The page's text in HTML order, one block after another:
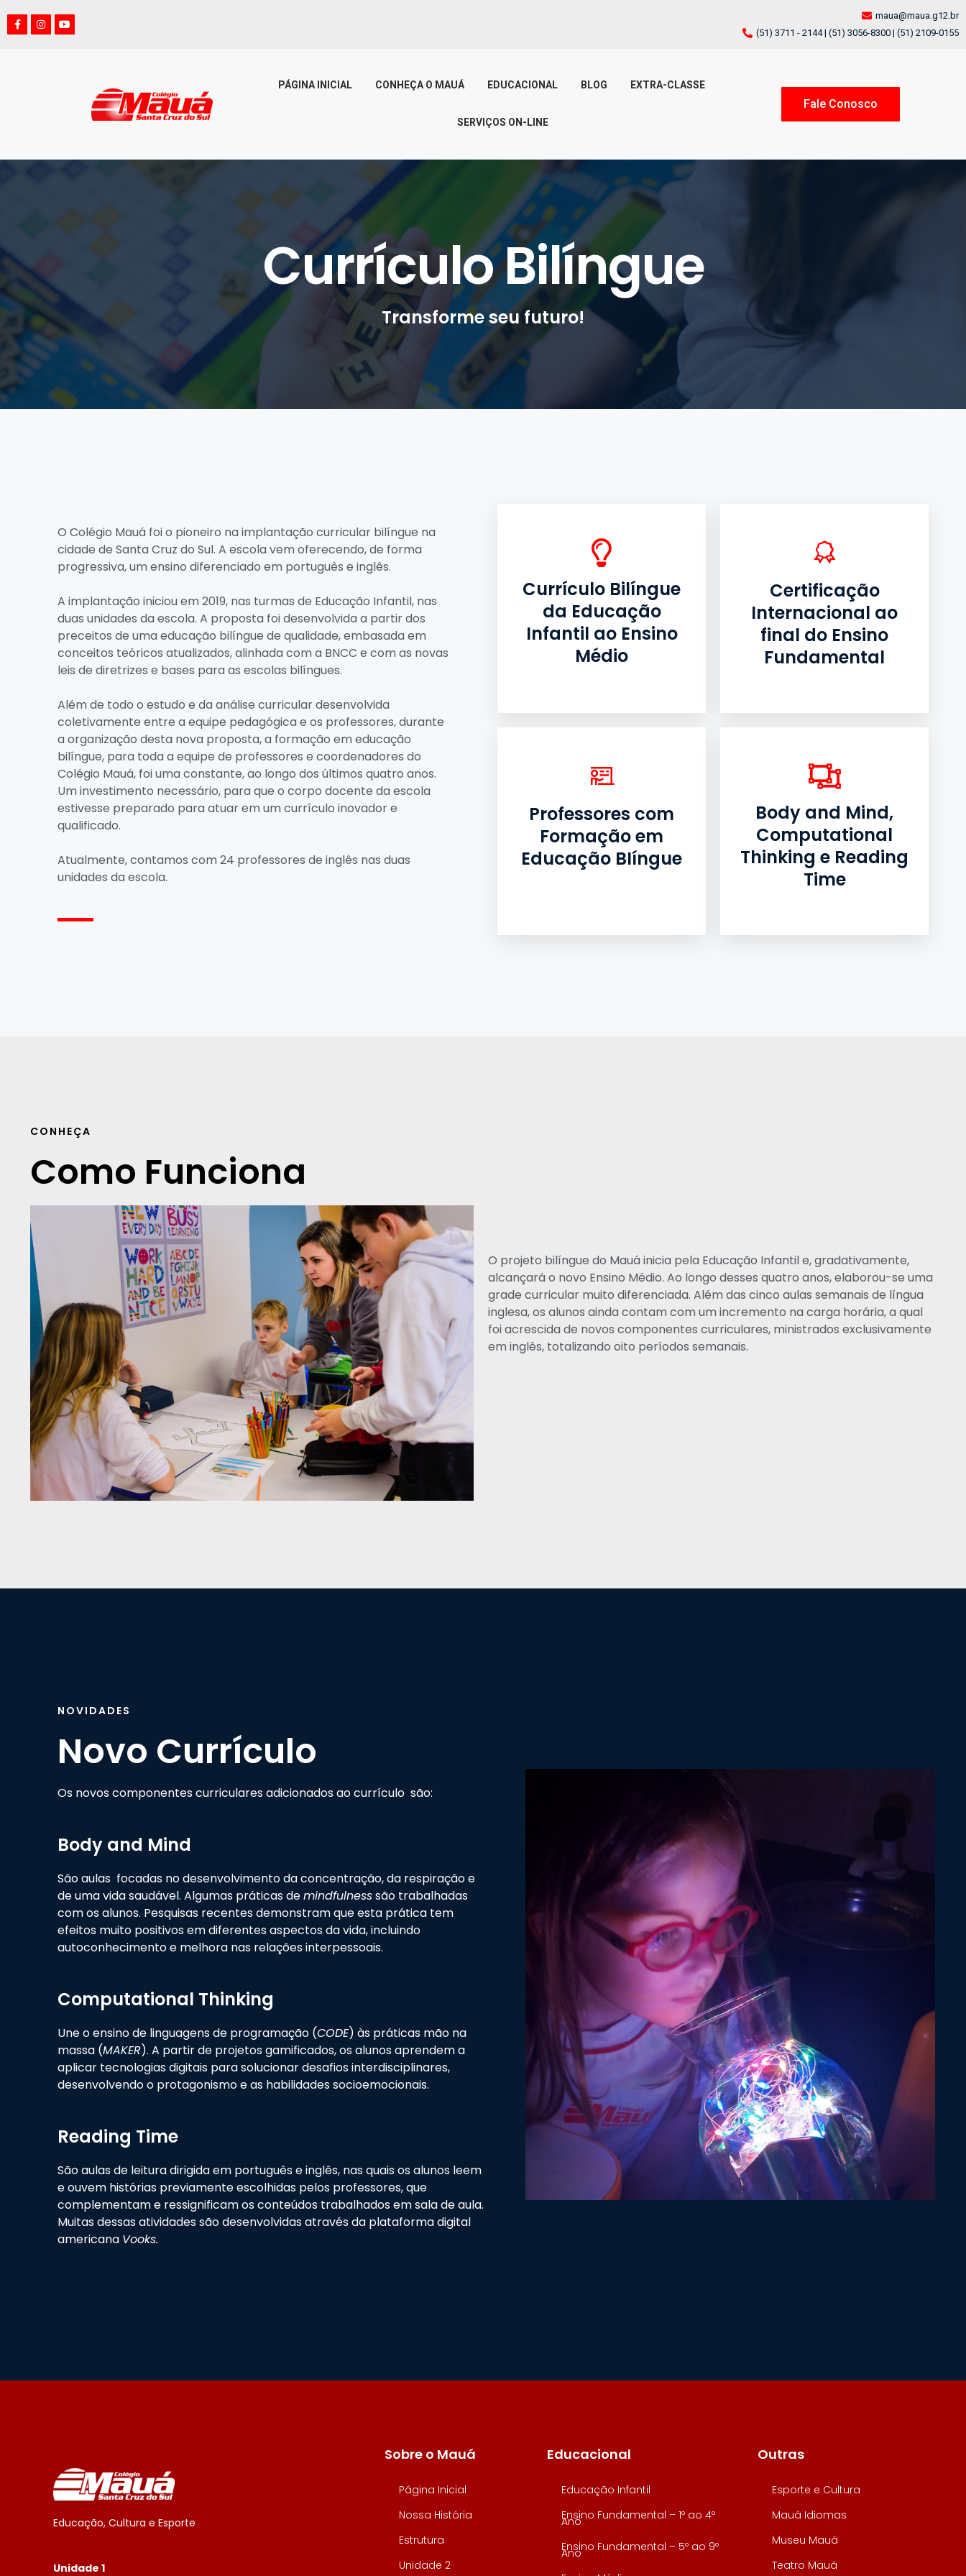
maua@maua.g12.br
(51) 3711 - 2144 | (51) 3056-8300 | (51) 2109-0155
PÁGINA INICIAL CONHEÇA O MAUÁ EDUCACIONAL BLOG EXTRA-CLASSE
SERVIÇOS ON-LINE
Fale Conosco
Currículo Bilíngue
Transforme seu futuro!
O Colégio Mauá foi o pioneiro na implantação curricular bilíngue na
cidade de Santa Cruz do Sul. A escola vem oferecendo, de forma
progressiva, um ensino diferenciado em português e inglês.
A implantação iniciou em 2019, nas turmas de Educação Infantil, nas
duas unidades da escola. A proposta foi desenvolvida a partir dos
preceitos de uma educação bilíngue de qualidade, embasada em
conceitos teóricos atualizados, alinhada com a BNCC e com as novas
leis de diretrizes e bases para as escolas bilíngues.
Além de todo o estudo e da análise curricular desenvolvida
coletivamente entre a equipe pedagógica e os professores, durante
a organização desta nova proposta, a formação em educação
bilíngue, para toda a equipe de professores e coordenadores do
Colégio Mauá, foi uma constante, ao longo dos últimos quatro anos.
Um investimento necessário, para que o corpo docente da escola
estivesse preparado para atuar em um currículo inovador e
qualificado.
Atualmente, contamos com 24 professores de inglês nas duas
unidades da escola.
Currículo Bilíngue
da Educação
Infantil ao Ensino
Médio
Certificação
Internacional ao
final do Ensino
Fundamental
Professores com
Formação em
Educação BIíngue
Body and Mind,
Computational
Thinking e Reading
Time
CONHEÇA
Como Funciona
O projeto bilíngue do Mauá inicia pela Educação Infantil e, gradativamente,
alcançará o novo Ensino Médio. Ao longo desses quatro anos, elaborou-se uma
grade curricular muito diferenciada. Além das cinco aulas semanais de língua
inglesa, os alunos ainda contam com um incremento na carga horária, a qual
foi acrescida de novos componentes curriculares, ministrados exclusivamente
em inglês, totalizando oito períodos semanais.
NOVIDADES
Novo Currículo
Os novos componentes curriculares adicionados ao currículo são:
Body and Mind
São aulas focadas no desenvolvimento da concentração, da respiração e
de uma vida saudável. Algumas práticas demindfulnesssão trabalhadas
com os alunos. Pesquisas recentes demonstram que esta prática tem
efeitos muito positivos em diferentes aspectos da vida, incluindo
autoconhecimento e melhora nas relações interpessoais.
Computational Thinking
Une o ensino de linguagens de programação (CODE) às práticas mão na
massa (MAKER). A partir de projetos gamificados, os alunos aprendem a
aplicar tecnologias digitais para solucionar desafios interdisciplinares,
desenvolvendo o protagonismo e as habilidades socioemocionais.
Reading Time
São aulas de leitura dirigida em português e inglês, nas quais os alunos leem
e ouvem histórias previamente escolhidas pelos professores, que
complementam e ressignificam os conteúdos trabalhados em sala de aula.
Muitas dessas atividades são desenvolvidas através da plataforma digital
americana Vooks.
Educação, Cultura e Esporte
Unidade 1
Sobre o Mauá
Página Inicial
Nossa História
Estrutura
Unidade 2
Educacional
Educação Infantil
Ensino Fundamental – 1º ao 4º
Ano
Ensino Fundamental – 5º ao 9º
Ano
Outras
Esporte e Cultura
Mauá Idiomas
Museu Mauá
Teatro Mauá